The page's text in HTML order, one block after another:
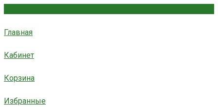
Главная
Кабинет
Корзина
Избранные